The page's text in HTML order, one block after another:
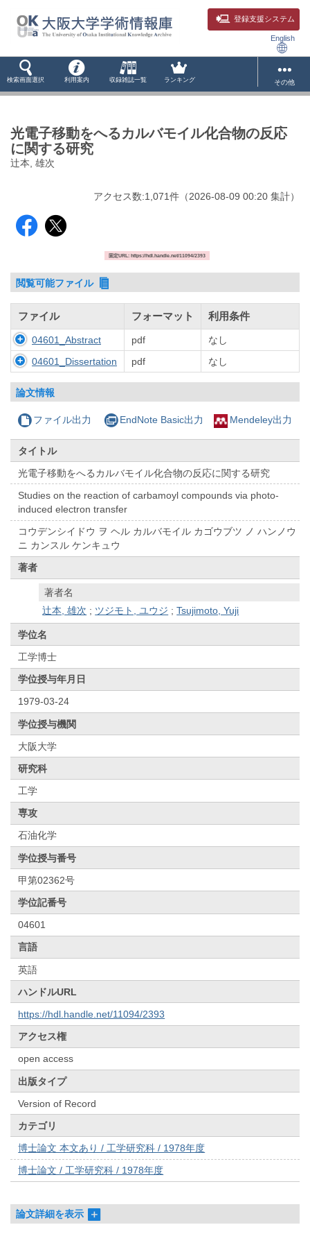
登録支援システム
English
検索画面選択 利用案内 収録雑誌一覧 ランキング その他
光電子移動をへるカルバモイル化合物の反応
に関する研究
辻本, 雄次
アクセス数:1,071件 （2026-08-09 00:20 集計）
固定URL: https://hdl.handle.net/11094/2393
閲覧可能ファイル
ファイル フォーマット 利用条件
04601_Abstract pdf
なし
04601_Dissertation
pdf なし
論文情報
ファイル出力 EndNote Basic出力 Mendeley出力
タイトル
光電子移動をへるカルバモイル化合物の反応に関する研究
Studies on the reaction of carbamoyl compounds via photo-
induced electron transfer
コウデンシイドウ ヲ ヘル カルバモイル カゴウブツ ノ ハンノウ
ニ カンスル ケンキュウ
著者
著者名
辻本, 雄次 ; ツジモト, ユウジ ;Tsujimoto, Yuji
学位名
工学博士
学位授与年月日
1979-03-24
学位授与機関
大阪大学
研究科
工学
専攻
石油化学
学位授与番号
甲第02362号
学位記番号
04601
言語
英語
ハンドルURL
https://hdl.handle.net/11094/2393
アクセス権
open access
出版タイプ
Version of Record
カテゴリ
博士論文 本文あり / 工学研究科 / 1978年度
博士論文 / 工学研究科 / 1978年度
論文詳細を表示